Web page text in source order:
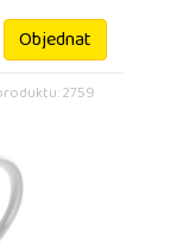
Objednat
2759